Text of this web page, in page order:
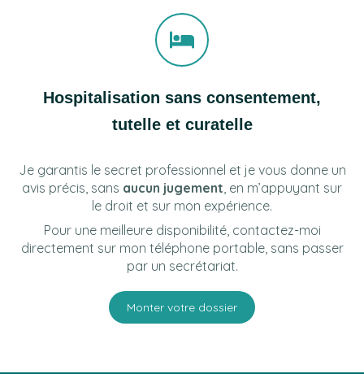
Hospitalisation sans consentement,
tutelle et curatelle
Je garantis le secret professionnel et je vous donne un
avis précis, sans aucun jugement, en m’appuyant sur
le droit et sur mon expérience.
Pour une meilleure disponibilité, contactez-moi
directement sur mon téléphone portable, sans passer
par un secrétariat.
Monter votre dossier